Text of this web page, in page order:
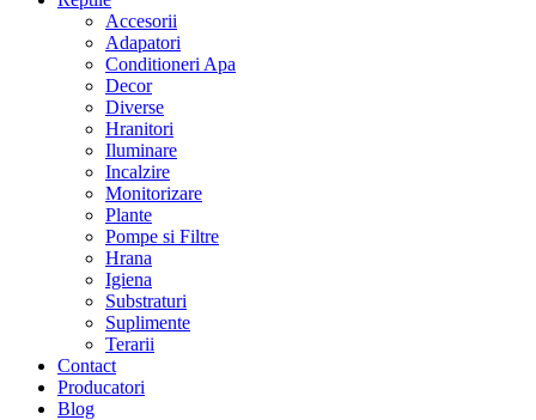
Accesorii
Adapatori
Conditioneri Apa
Decor
Diverse
Hranitori
Iluminare
Incalzire
Monitorizare
Plante
Pompe si Filtre
Hrana
Igiena
Substraturi
Suplimente
Terarii
Contact
Producatori
Blog